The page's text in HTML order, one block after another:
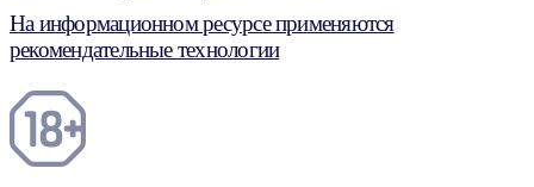
На информационном ресурсе применяются
рекомендательные технологии